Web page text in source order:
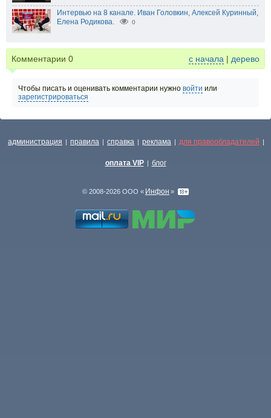
Интервью на 8 канале. Иван Головкин, Алексей Куринный,
Елена Родикова.
0
Комментарии 0 с начала | дерево
Чтобы писать и оценивать комментарии нужно войти или
зарегистрироваться
администрация | правила | справка | реклама | для правообладателей |
оплата VIP | блог
© 2008-2026 ООО « Инфон »